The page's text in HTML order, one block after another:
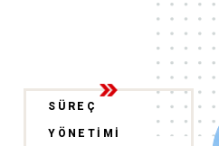
SÜREÇ
YÖNETİMİ